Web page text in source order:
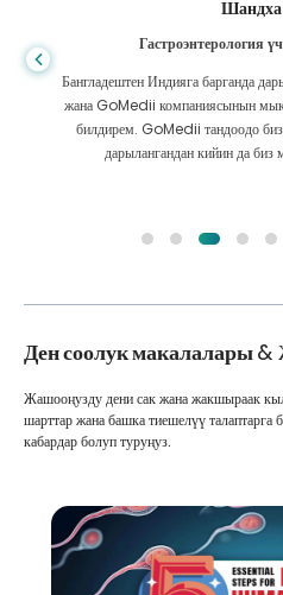
Гастроэнтерология
Бангладештен Индияга барганда
жана GoMedii компаниясынын
билдирем. GoMedii тандоодо
дарылангандан кийин да
Ден соолук макалалары&
Жашооңузду дени сак жана жакшыраак
шарттар жана башка тиешелүү
кабардар болуп туруңуз.